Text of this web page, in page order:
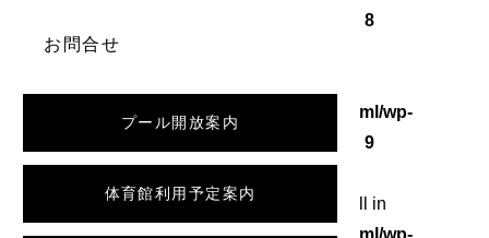
お問合せ
プール開放案内
体育館利用予定案内
8
/home/wordstock/numasupo.com/public_html/wp-
9
: Attempt to read property "slug" on null in
/home/wordstock/numasupo.com/public_html/wp-